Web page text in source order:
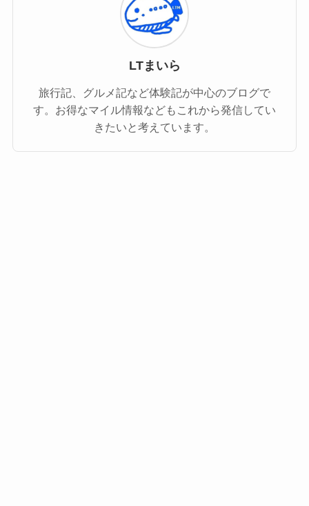
LTまいら
旅行記、グルメ記など体験記が中心のブログで
す。お得なマイル情報などもこれから発信してい
きたいと考えています。